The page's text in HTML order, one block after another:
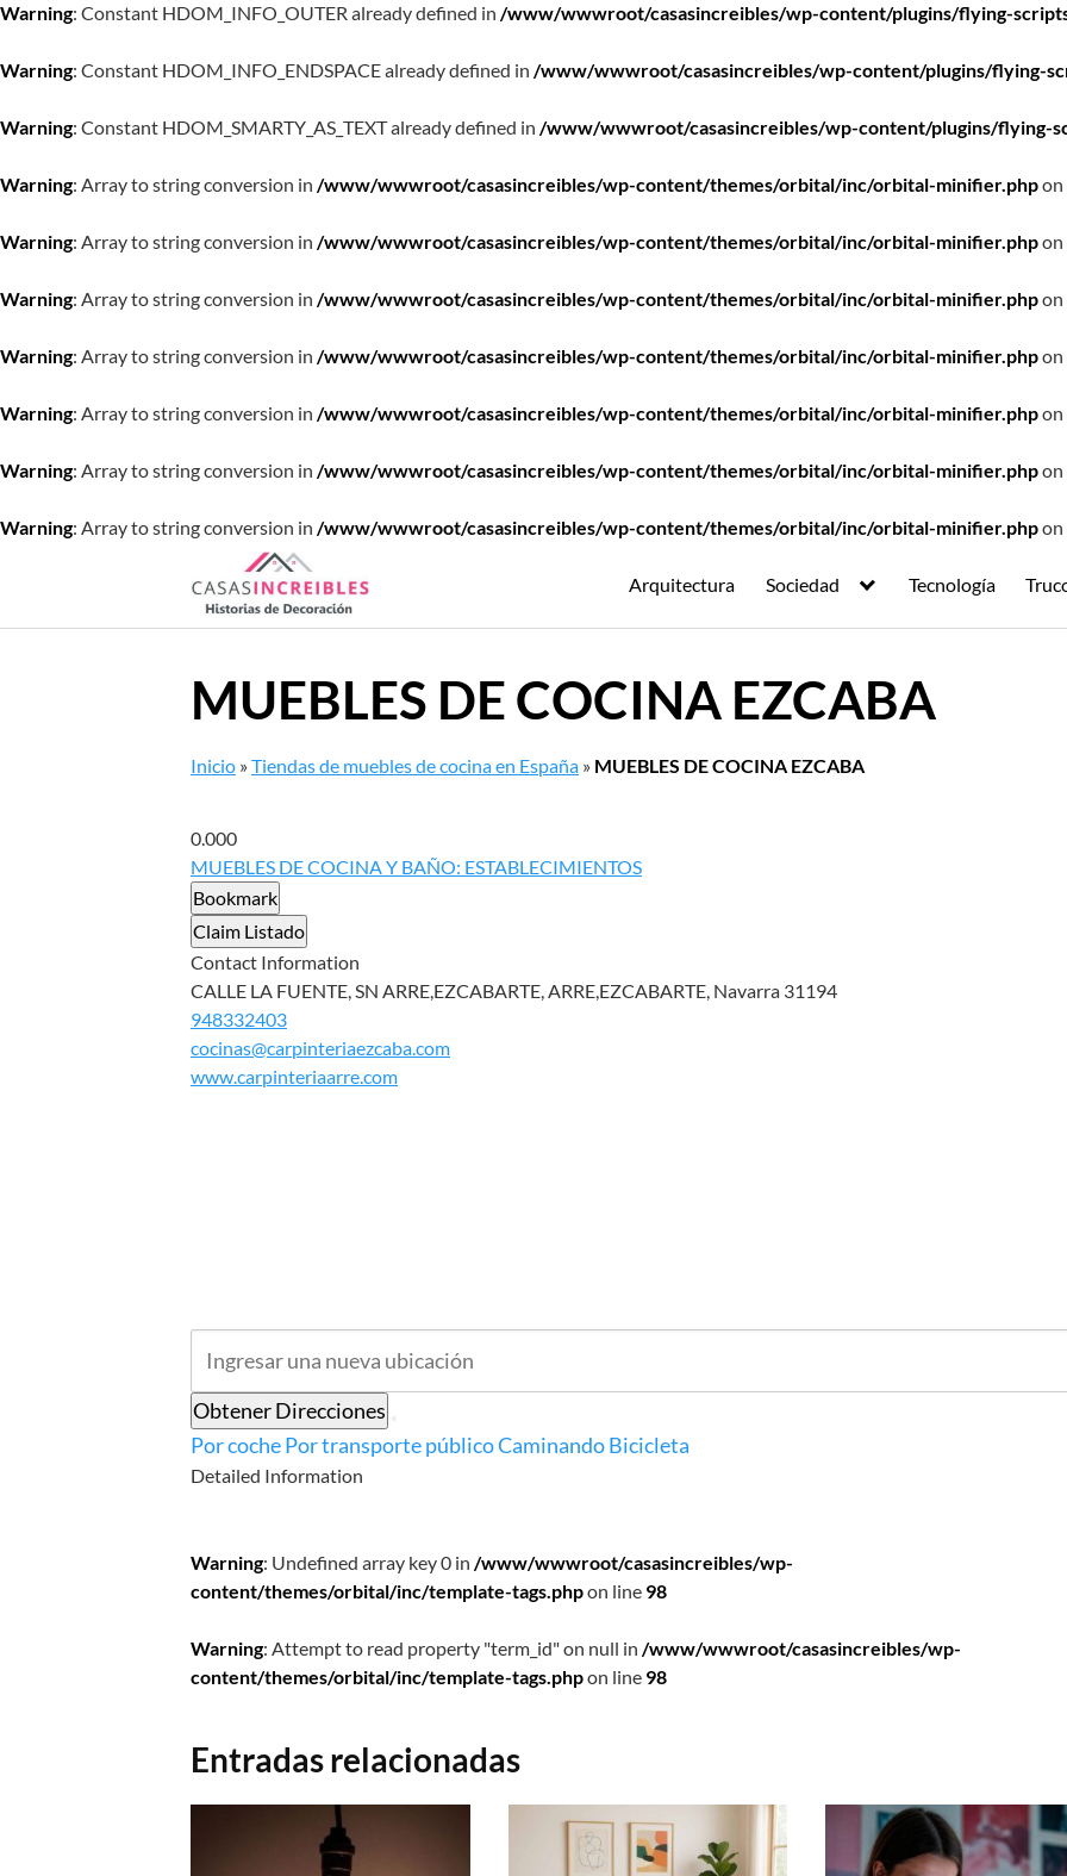
Warning: Constant HDOM_INFO_OUTER already defined in /www/wwwroot/casasincreibles/wp-content/plugins/flying-
Warning: Constant HDOM_INFO_ENDSPACE already defined in /www/wwwroot/casasincreibles/wp-content/plugins/flying-
Warning: Constant HDOM_SMARTY_AS_TEXT already defined in /www/wwwroot/casasincreibles/wp-content/plugins/flying-
Warning: Array to string conversion in /www/wwwroot/casasincreibles/wp-content/themes/orbital/inc/orbital-minifier.php
Warning: Array to string conversion in /www/wwwroot/casasincreibles/wp-content/themes/orbital/inc/orbital-minifier.php
Warning: Array to string conversion in /www/wwwroot/casasincreibles/wp-content/themes/orbital/inc/orbital-minifier.php
Warning: Array to string conversion in /www/wwwroot/casasincreibles/wp-content/themes/orbital/inc/orbital-minifier.php
Warning: Array to string conversion in /www/wwwroot/casasincreibles/wp-content/themes/orbital/inc/orbital-minifier.php
Warning: Array to string conversion in /www/wwwroot/casasincreibles/wp-content/themes/orbital/inc/orbital-minifier.php
Warning: Array to string conversion in /www/wwwroot/casasincreibles/wp-content/themes/orbital/inc/orbital-minifier.php
Arquitectura Sociedad Tecnología
MUEBLES DE COCINA EZCABA
Inicio »Tiendas de muebles de cocina en España » MUEBLES DE COCINA EZCABA
0.000
MUEBLES DE COCINA Y BAÑO: ESTABLECIMIENTOS
Bookmark
Claim Listado
Contact Information
CALLE LA FUENTE, SN ARRE,EZCABARTE, ARRE,EZCABARTE, Navarra 31194
948332403
cocinas@carpinteriaezcaba.com
www.carpinteriaarre.com
Obtener Direcciones
Por cochePor transporte públicoCaminandoBicicleta
Detailed Information
Warning: Undefined array key 0 in /www/wwwroot/casasincreibles/wp-
content/themes/orbital/inc/template-tags.phpon line 98
Warning: Attempt to read property "term_id" on null in /www/wwwroot/casasincreibles/wp-
content/themes/orbital/inc/template-tags.phpon line 98
Entradas relacionadas